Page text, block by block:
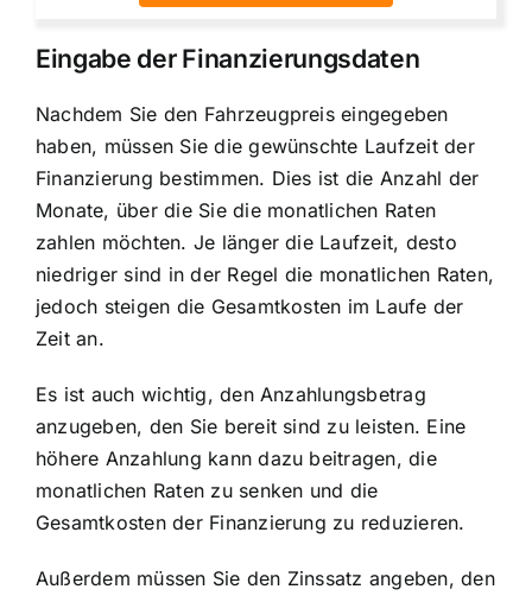
Eingabe der Finanzierungsdaten
Nachdem Sie den Fahrzeugpreis eingegeben
haben, müssen Sie die gewünschte Laufzeit der
Finanzierung bestimmen. Dies ist die Anzahl der
Monate, über die Sie die monatlichen Raten
zahlen möchten. Je länger die Laufzeit, desto
niedriger sind in der Regel die monatlichen Raten,
jedoch steigen die Gesamtkosten im Laufe der
Zeit an.
Es ist auch wichtig, den Anzahlungsbetrag
anzugeben, den Sie bereit sind zu leisten. Eine
höhere Anzahlung kann dazu beitragen,die
monatlichen Raten zu senken und die
Gesamtkosten der Finanzierung zu reduzieren.
Außerdem müssen Sie den Zinssatz angeben, den